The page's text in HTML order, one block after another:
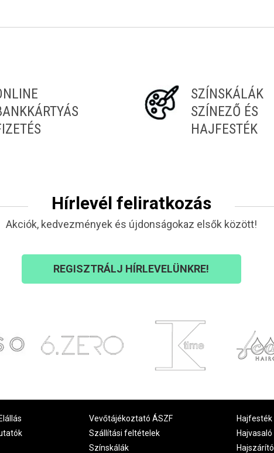
SZÍNSKÁLÁK
SZÍNEZŐ ÉS
HAJFESTÉK
Hírlevél feliratkozás
Akciók, kedvezmények és újdonságokaz elsők között!
REGISZTRÁLJ HÍRLEVELÜNKRE!
Vevőtájékoztató ÁSZF
Szállítási feltételek
Színskálák
Hajfesték
Hajvasaló
Hajszárító